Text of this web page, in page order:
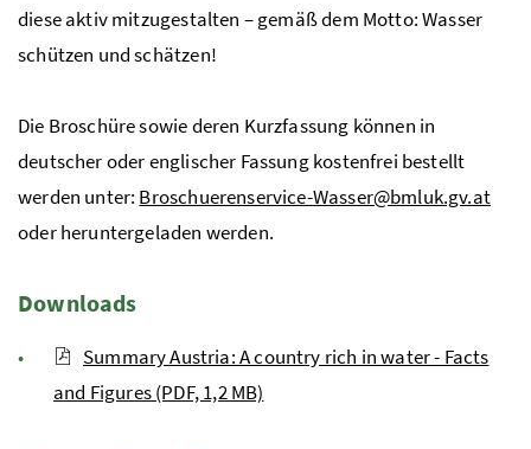
diese aktiv mitzugestalten – gemäß dem Motto: Wasser
schützen und schätzen!
Die Broschüre sowie deren Kurzfassung können in
deutscher oder englischer Fassung kostenfrei bestellt
werden unter: Broschuerenservice-Wasser@bmluk.gv.at
oder heruntergeladen werden.
Downloads
Summary Austria: A country rich in water - Facts
and Figures (PDF, 1,2 MB)